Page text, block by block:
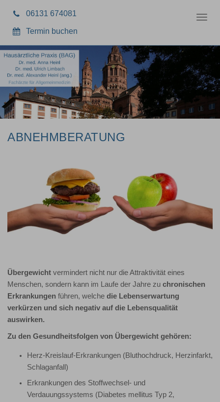
06131 674081
Termin buchen
ABNEHMBERATUNG
Übergewicht vermindert nicht nur die Attraktivität eines
Menschen, sondern kann im Laufe der Jahre zu chronischen
Erkrankungen führen, welche die Lebenserwartung
verkürzen und sich negativ auf die Lebensqualität
auswirken.
Zu den Gesundheitsfolgen von Übergewicht gehören:
Herz-Kreislauf-Erkrankungen (Bluthochdruck, Herzinfarkt,
Schlaganfall)
Erkrankungen des Stoffwechsel- und
Verdauungssystems (Diabetes mellitus Typ 2,